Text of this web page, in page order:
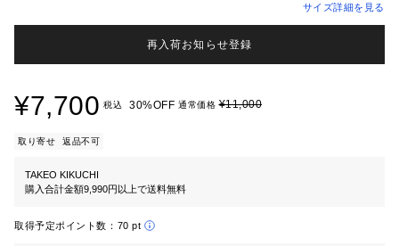
サイズ詳細を見る
再入荷お知らせ登録
¥7,700 税込 30%OFF 通常価格¥11,000
取り寄せ 返品不可
TAKEO KIKUCHI
購入合計金額9,990円以上で送料無料
取得予定ポイント数： 70 pt